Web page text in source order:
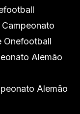
Onefootball
Alemão
Alemão